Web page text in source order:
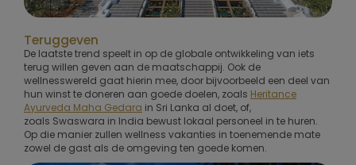
Teruggeven
De laatste trend speelt in op de globale ontwikkeling van iets
terug willen geven aan de maatschappij. Ook de
wellnesswereld gaat hierin mee, door bijvoorbeeld een deel van
hun winst te doneren aan goede doelen, zoals Heritance
Ayurveda Maha Gedara in Sri Lanka al doet, of,
zoals Swaswara in India bewust lokaal personeel in te huren.
Op die manier zullen wellness vakanties in toenemende mate
zowel de gast als de omgeving ten goede komen.